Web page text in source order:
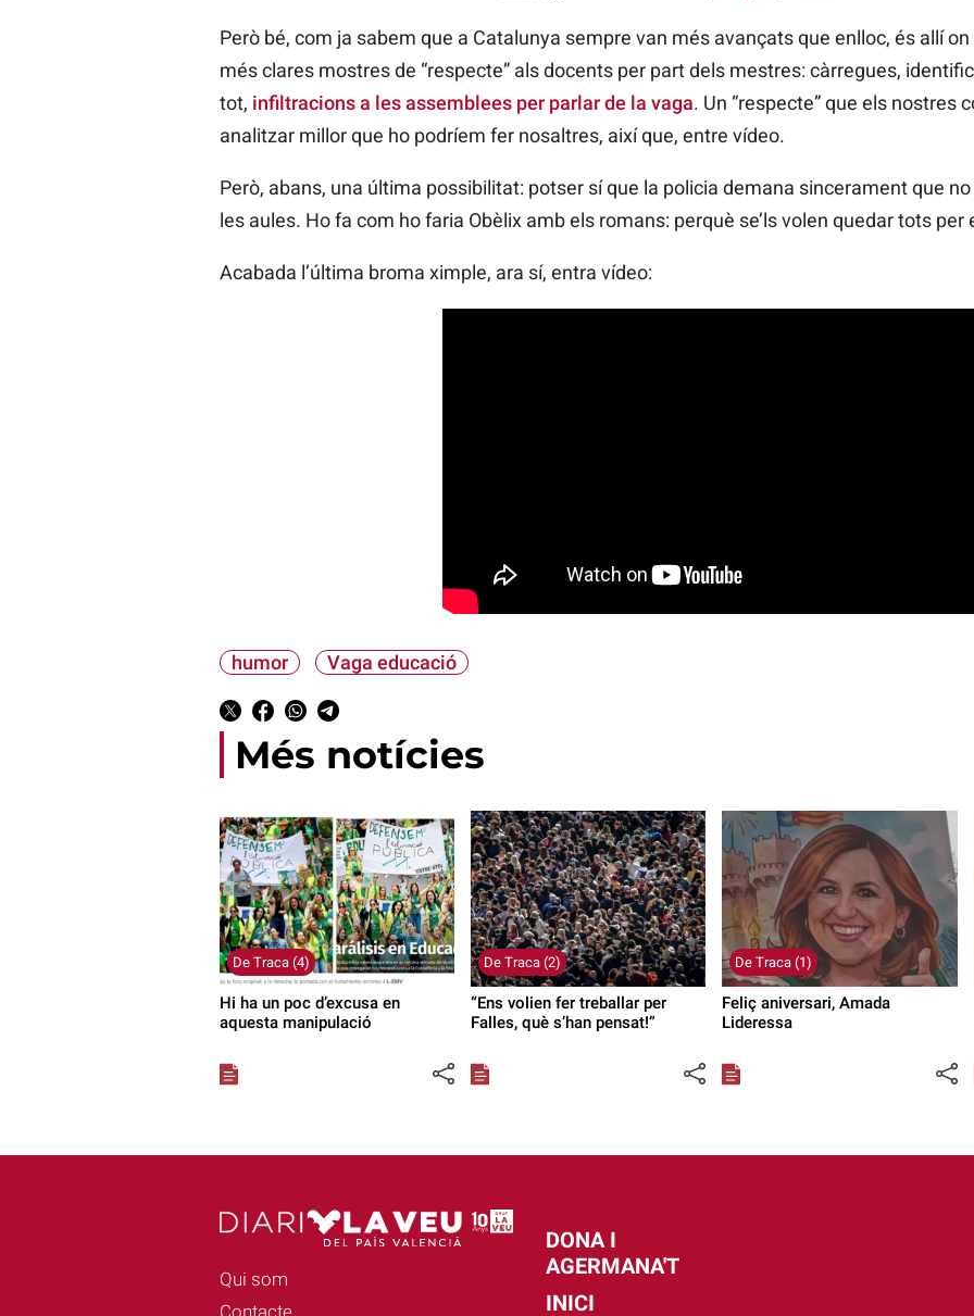
Però bé, com ja sabem que a Catalunya sempre van més avançats que enlloc, és allí on
més clares mostres de “respecte” als docents per part dels mestres: càrregues,
tot, infiltracions a les assemblees per parlar de la vaga. Un “respecte” que els nostres
analitzar millor que ho podríem fer nosaltres, així que, entre vídeo.
Però, abans, una última possibilitat: potser sí que la policia demana sincerament que
les aules. Ho fa com ho faria Obèlix amb els romans: perquè se’ls volen quedar tots per
Acabada l’última broma ximple, ara sí, entra vídeo:
humor Vaga educació
Més notícies
De Traca (4)
Hi ha un poc d’excusa en
aquesta manipulació
De Traca (2)
“Ens volien fer treballar per
Falles, què s’han pensat!”
De Traca (1)
Feliç aniversari, Amada
Lideressa
Qui som
Contacte
DONA I
AGERMANA'T
INICI